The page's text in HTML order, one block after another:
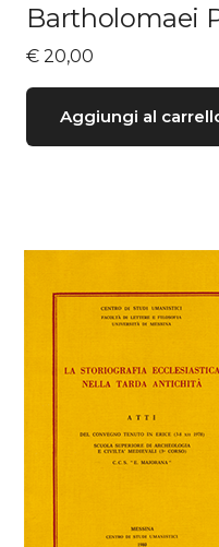
Bartholomaei
€ 20,00
Aggiungi al